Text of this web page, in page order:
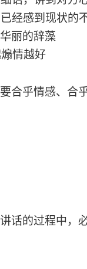
经感到现状的
丽的辞藻
情越好
合乎情感、合
话的过程中，